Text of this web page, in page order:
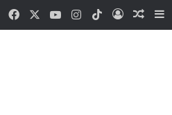
FacebookYouTubeInstagram
TikTokLog In